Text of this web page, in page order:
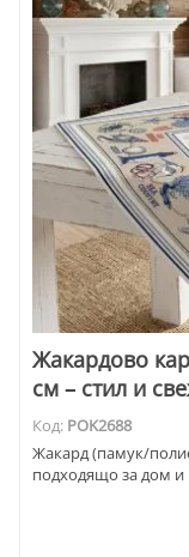
Жакардово
см – стил и
Код: POK2688
Жакард (памук/
подходящо за дом